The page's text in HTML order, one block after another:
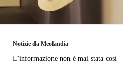
Notizie da Meolandia
L'informazione non è mai stata così